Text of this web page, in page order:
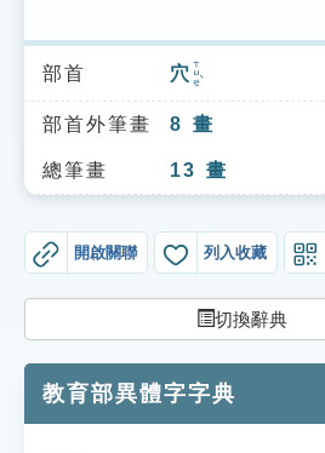
索引選單
知識索引
單字索引
遊戲專區
教學應用
貓頭鷹博士
部首 穴 ㄒㄩㄝˋ
部首外筆畫 8 畫
總筆畫 13 畫
開啟關聯 列入收藏
切換辭典
教育部異體字字典